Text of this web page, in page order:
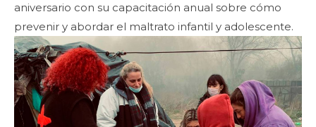
aniversario con su capacitación anual sobre cómo
prevenir y abordar el maltrato infantil y adolescente.